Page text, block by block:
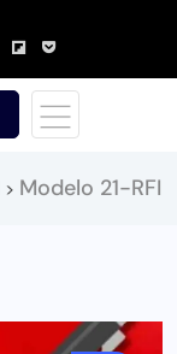
> Modelo 21-RFI